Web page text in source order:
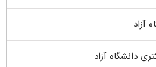
آزاد
دانشگاه آزاد